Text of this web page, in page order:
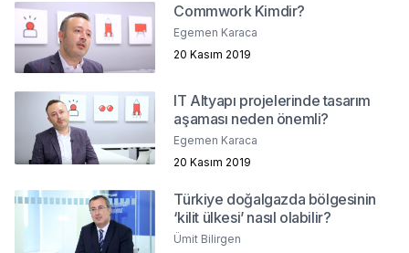
Commwork Kimdir?
Egemen Karaca
20 Kasım 2019
IT Altyapı projelerinde tasarım
aşaması neden önemli?
Egemen Karaca
20 Kasım 2019
Türkiye doğalgazda bölgesinin
‘kilit ülkesi’ nasıl olabilir?
Ümit Bilirgen